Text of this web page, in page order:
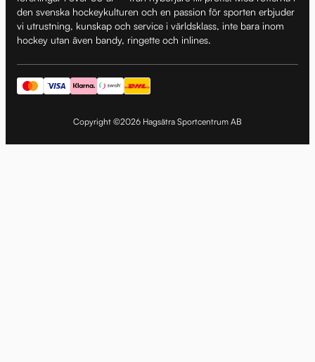
den svenska hockeykulturen och en passion för sporten erbjuder
vi utrustning, kunskap och service i världsklass, inte bara inom
hockey utan även bandy, ringette och inlines.
Copyright ©2026 Hagsätra Sportcentrum AB